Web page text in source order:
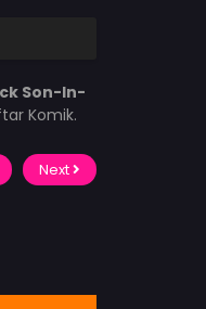
Son-In-
Komik.
Next